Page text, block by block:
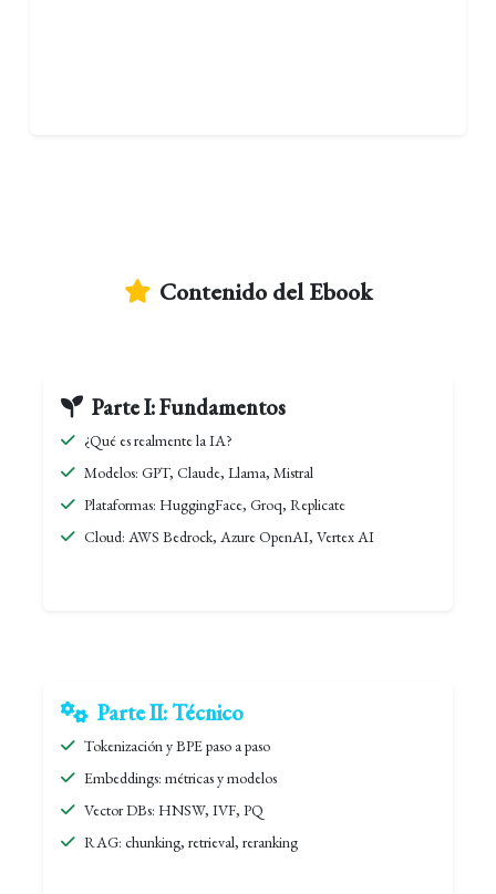
Contenido del Ebook
Parte I: Fundamentos
¿Qué es realmente la IA?
Modelos: GPT, Claude, Llama, Mistral
Plataformas: HuggingFace, Groq, Replicate
Cloud: AWS Bedrock, Azure OpenAI, Vertex AI
Parte II: Técnico
Tokenización y BPE paso a paso
Embeddings: métricas y modelos
Vector DBs: HNSW, IVF, PQ
RAG: chunking, retrieval, reranking